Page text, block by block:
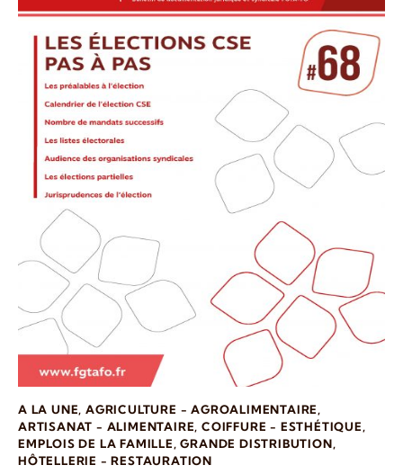
A LA UNE,AGRICULTURE - AGROALIMENTAIRE,
ARTISANAT - ALIMENTAIRE,COIFFURE - ESTHÉTIQUE,
EMPLOIS DE LA FAMILLE,GRANDE DISTRIBUTION,
HÔTELLERIE - RESTAURATION